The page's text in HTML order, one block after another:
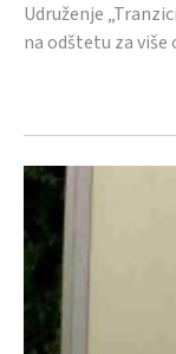
Udruženje
na odštetu za